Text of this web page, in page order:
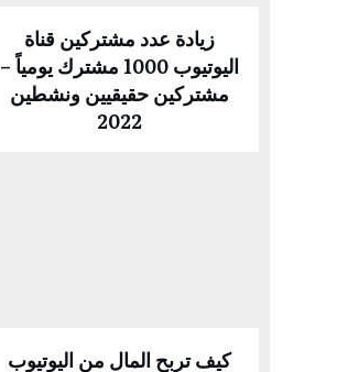
زيادة عدد مشتركين قناة
اليوتيوب 1000 مشترك يومياً –
مشتركين حقيقيين ونشطين
2022
كيف تربح المال من اليوتيوب